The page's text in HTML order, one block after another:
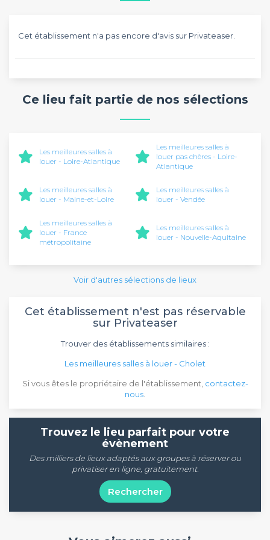
Cet établissement n'a pas encore d'avis sur Privateaser.
Ce lieu fait partie de nos sélections
Les meilleures salles à
louer - Loire-Atlantique
Les meilleures salles à
louer pas chères - Loire-
Atlantique
Les meilleures salles à
louer - Maine-et-Loire
Les meilleures salles à
louer - Vendée
Les meilleures salles à
louer - France
métropolitaine
Les meilleures salles à
louer - Nouvelle-Aquitaine
Voir d'autres sélections de lieux
Cet établissement n'est pas réservable
sur Privateaser
Trouver des établissements similaires :
Les meilleures salles à louer - Cholet
Si vous êtes le propriétaire de l'établissement, contactez-
nous
Trouvez le lieu parfait pour votre
évènement
Des milliers de lieux adaptés aux groupes à réserver ou
privatiser en ligne, gratuitement.
Rechercher